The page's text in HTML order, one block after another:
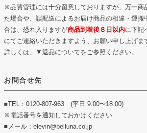
※品質管理には十分留意しておりますが、万一商
た場合や、誤配送によるお届け商品の相違・運搬
合は、恐れ入りますが商品到着後８日以内に下記
にてご連絡いただきますよう、お願い申し上げま
詳しくは、
▼返品についてをご参照ください。
お問合せ先
■TEL：0120-807-963 (平日 9:00〜18:00)
※電話番号を通知しておかけください
■メール：elevin@belluna.co.jp